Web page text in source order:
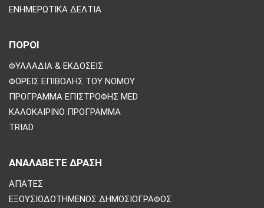
ΕΝΗΜΕΡΩΤΙΚΆ ΔΕΛΤΊΑ
ΠΟΡΟΙ
ΦΥΛΛΆΔΙΑ & ΕΚΔΌΣΕΙΣ
ΦΟΡΕΊΣ ΕΠΙΒΟΛΉΣ ΤΟΥ ΝΌΜΟΥ
ΠΡΌΓΡΑΜΜΑ ΕΠΙΣΤΡΟΦΉΣ MED
ΚΑΛΟΚΑΙΡΙΝΌ ΠΡΌΓΡΑΜΜΑ
TRIAD
ΑΝΑΛΆΒΕΤΕ ΔΡΆΣΗ
ΑΠΆΤΕΣ
ΕΞΟΥΣΙΟΔΟΤΗΜΈΝΟΣ ΔΗΜΟΣΙΟΓΡΆΦΟΣ